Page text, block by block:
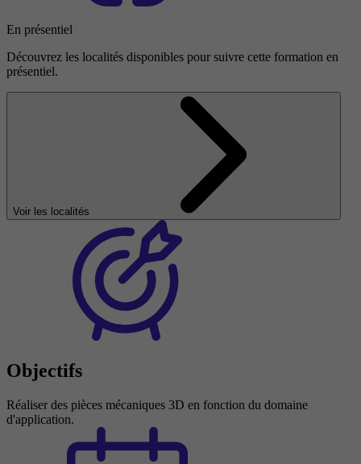
En présentiel
Découvrez les localités disponibles pour suivre cette formation en
présentiel.
Voir les localités
Objectifs
Réaliser des pièces mécaniques 3D en fonction du domaine
d'application.